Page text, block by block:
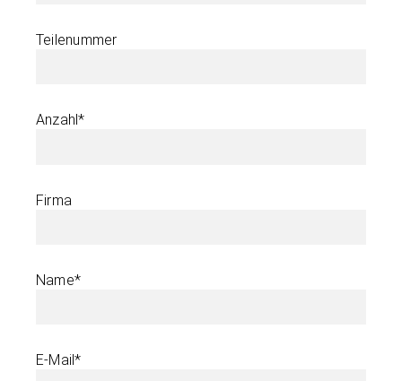
Teilenummer
Anzahl*
Firma
Name*
E-Mail*